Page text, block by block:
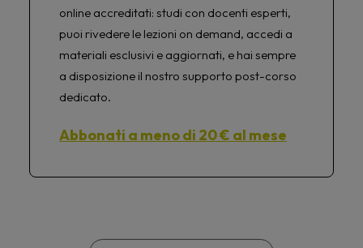
online accreditati: studi con docenti esperti,
puoi rivedere le lezioni on demand, accedi a
materiali esclusivi e aggiornati, e hai sempre
a disposizione il nostro supporto post-corso
dedicato.
Abbonati a meno di 20 € al mese